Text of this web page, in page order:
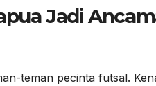
Jadi
teman pecinta futsal.